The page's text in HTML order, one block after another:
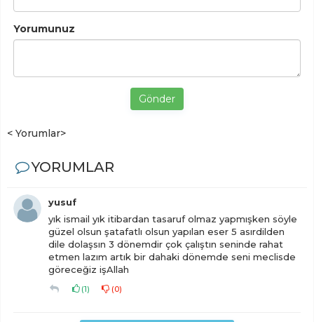
Yorumunuz
Gönder
< Yorumlar>
YORUMLAR
yusuf
yık ismail yık itibardan tasaruf olmaz yapmışken söyle
güzel olsun şatafatlı olsun yapılan eser 5 asırdilden
dile dolaşsın 3 dönemdir çok çalıştın seninde rahat
etmen lazım artık bir dahaki dönemde seni meclisde
göreceğiz işAllah
(1) (0)